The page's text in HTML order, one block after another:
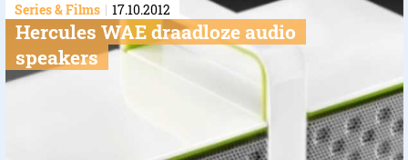
Series & Films 17.10.2012
Hercules WAE draadloze audio
speakers